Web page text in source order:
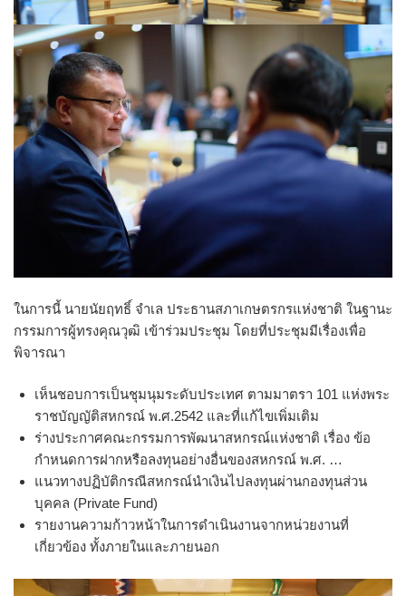
ในการนี้ นายนัยฤทธิ์ จำเล ประธานสภาเกษตรกรแห่งชาติ ในฐานะ
กรรมการผู้ทรงคุณวุฒิ เข้าร่วมประชุม โดยที่ประชุมมีเรื่องเพื่อ
พิจารณา
เห็นชอบการเป็นชุมนุมระดับประเทศ ตามมาตรา 101 แห่งพระ
ราชบัญญัติสหกรณ์ พ.ศ.2542 และที่แก้ไขเพิ่มเติม
ร่างประกาศคณะกรรมการพัฒนาสหกรณ์แห่งชาติ เรื่อง ข้อ
กำหนดการฝากหรือลงทุนอย่างอื่นของสหกรณ์ พ.ศ. …
แนวทางปฏิบัติกรณีสหกรณ์นำเงินไปลงทุนผ่านกองทุนส่วน
บุคคล (Private Fund)
รายงานความก้าวหน้าในการดำเนินงานจากหน่วยงานที่
เกี่ยวข้อง ทั้งภายในและภายนอก